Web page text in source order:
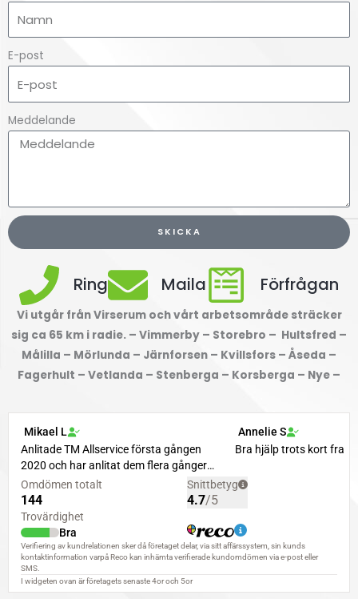
E-post
Meddelande
SKICKA
Ring Maila Förfrågan
Vi utgår från Virserum och vårt arbetsområde sträcker
sig ca 65 km i radie. – Vimmerby – Storebro – Hultsfred –
Målilla – Mörlunda – Järnforsen – Kvillsfors – Åseda –
Fagerhult – Vetlanda – Stenberga – Korsberga – Nye –